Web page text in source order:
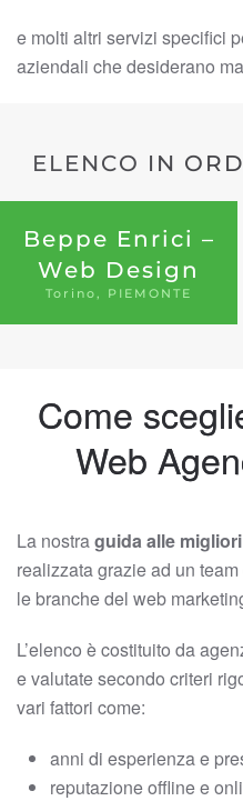
e molti altri servizi specifici
aziendali che desiderano
ELENCO IN
Beppe Enrici –
Web Design
Torino, PIEMONTE
Come
Web
La nostraguida alle
realizzata grazie ad un
le branche del web
L’elenco è costituito da
e valutate secondo criteri
vari fattori come:
anni di esperienza e
reputazione offline e